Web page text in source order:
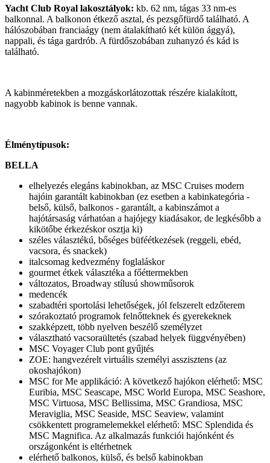
Yacht Club Royal lakosztályok: kb. 62 nm, tágas 33 nm-es
balkonnal. A balkonon étkező asztal, és pezsgőfürdő található. A
hálószobában franciaágy (nem átalakítható két külön ággyá),
nappali, és tága gardrób. A fürdőszobában zuhanyzó és kád is
található.
A kabinméretekben a mozgáskorlátozottak részére kialakított,
nagyobb kabinok is benne vannak.
Élménytípusok:
BELLA
elhelyezés elegáns kabinokban, az MSC Cruises modern
hajóin garantált kabinokban (ez esetben a kabinkategória -
belső, külső, balkonos - garantált, a kabinszámot a
hajótársaság várhatóan a hajójegy kiadásakor, de legkésőbb a
kikötőbe érkezéskor osztja ki)
széles választékú, bőséges büféétkezések (reggeli, ebéd,
vacsora, és snackek)
italcsomag kedvezmény foglaláskor
gourmet étkek választéka a főéttermekben
változatos, Broadway stílusú showműsorok
medencék
szabadtéri sportolási lehetőségek, jól felszerelt edzőterem
szórakoztató programok felnőtteknek és gyerekeknek
szakképzett, több nyelven beszélő személyzet
választható vacsoraültetés (szabad helyek függvényében)
MSC Voyager Club pont gyűjtés
ZOE: hangvezérelt virtuális személyi asszisztens (az
okoshajókon)
MSC for Me applikáció: A következő hajókon elérhető: MSC
Euribia, MSC Seascape, MSC World Europa, MSC Seashore,
MSC Virtuosa, MSC Bellissima, MSC Grandiosa, MSC
Meraviglia, MSC Seaside, MSC Seaview, valamint
csökkentett programelemekkel elérhető: MSC Splendida és
MSC Magnifica. Az alkalmazás funkciói hajónként és
országonként is eltérhetnek
elérhető balkonos, külső, és belső kabinokban